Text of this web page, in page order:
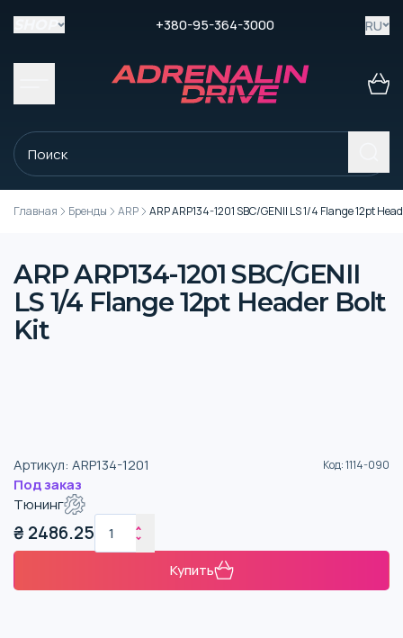
+380-95-364-3000 RU
Главная Бренды ARP ARP ARP134-1201 SBC/GENII LS 1/4 Flange 12pt
ARP ARP134-1201 SBC/GENII
LS 1/4 Flange 12pt Header Bolt
Kit
Артикул: ARP134-1201 Код:1114-090
Под заказ
Тюнинг
₴ 2486.25
Купить